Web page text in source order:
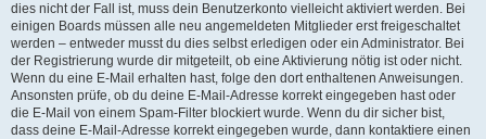
dies nicht der Fall ist, muss dein Benutzerkonto vielleicht aktiviert werden. Bei
einigen Boards müssen alle neu angemeldeten Mitglieder erst freigeschaltet
werden – entweder musst du dies selbst erledigen oder ein Administrator. Bei
der Registrierung wurde dir mitgeteilt, ob eine Aktivierung nötig ist oder nicht.
Wenn du eine E-Mail erhalten hast, folge den dort enthaltenen Anweisungen.
Ansonsten prüfe, ob du deine E-Mail-Adresse korrekt eingegeben hast oder
die E-Mail von einem Spam-Filter blockiert wurde. Wenn du dir sicher bist,
dass deine E-Mail-Adresse korrekt eingegeben wurde, dann kontaktiere einen